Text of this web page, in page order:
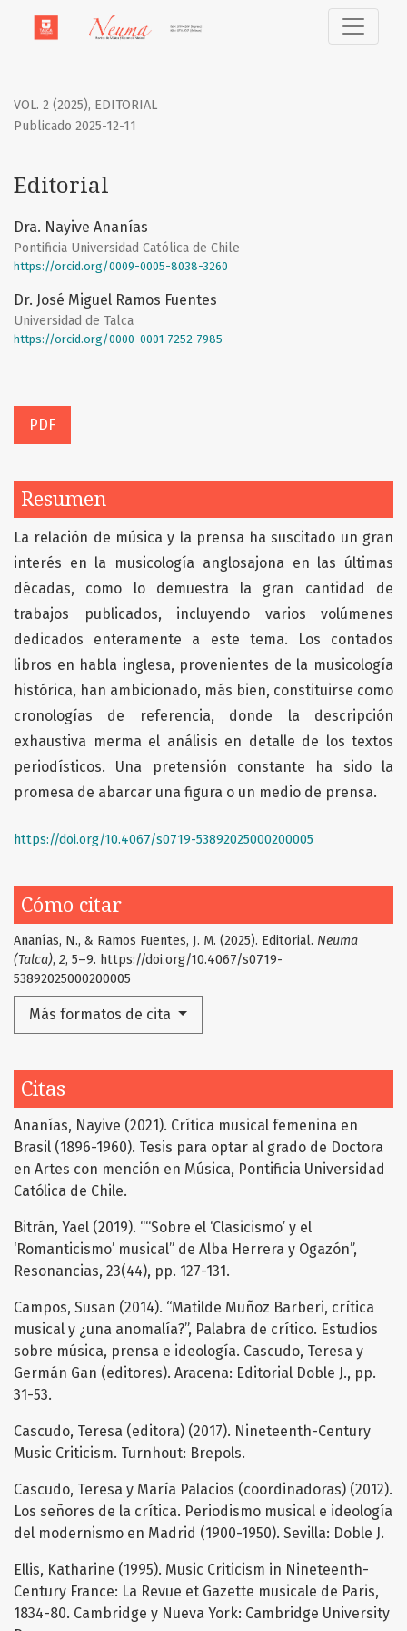
VOL. 2 (2025), EDITORIAL
Editorial
Publicado 2025-12-11
Dra. Nayive Ananías
Pontificia Universidad Católica de Chile
https://orcid.org/0009-0005-8038-3260
Dr. José Miguel Ramos Fuentes
Universidad de Talca
https://orcid.org/0000-0001-7252-7985
PDF
Cómo citar
Ananías, N., & Ramos Fuentes, J. M. (2025). Editorial. Neuma
(Talca), 2, 5–9. https://doi.org/10.4067/s0719-
53892025000200005
Más formatos de cita
Resumen
La relación de música y la prensa ha suscitado un gran
interés en la musicología anglosajona en las últimas
décadas, como lo demuestra la gran cantidad de
trabajos publicados, incluyendo varios volúmenes
dedicados enteramente a este tema. Los contados
libros en habla inglesa, provenientes de la musicología
histórica, han ambicionado, más bien, constituirse como
cronologías de referencia, donde la descripción
exhaustiva merma el análisis en detalle de los textos
periodísticos. Una pretensión constante ha sido la
promesa de abarcar una figura o un medio de prensa.
https://doi.org/10.4067/s0719-53892025000200005
Citas
Ananías, Nayive (2021). Crítica musical femenina en
Brasil (1896-1960). Tesis para optar al grado de Doctora
en Artes con mención en Música, Pontificia Universidad
Católica de Chile.
Bitrán, Yael (2019). ““Sobre el ‘Clasicismo’ y el
‘Romanticismo’ musical” de Alba Herrera y Ogazón”,
Resonancias, 23(44), pp. 127-131.
Campos, Susan (2014). “Matilde Muñoz Barberi, crítica
musical y ¿una anomalía?”, Palabra de crítico. Estudios
sobre música, prensa e ideología. Cascudo, Teresa y
Germán Gan (editores). Aracena: Editorial Doble J., pp.
31-53.
Cascudo, Teresa (editora) (2017). Nineteenth-Century
Music Criticism. Turnhout: Brepols.
Cascudo, Teresa y María Palacios (coordinadoras) (2012).
Los señores de la crítica. Periodismo musical e ideología
del modernismo en Madrid (1900-1950). Sevilla: Doble J.
Ellis, Katharine (1995). Music Criticism in Nineteenth-
Century France: La Revue et Gazette musicale de Paris,
1834-80. Cambridge y Nueva York: Cambridge University